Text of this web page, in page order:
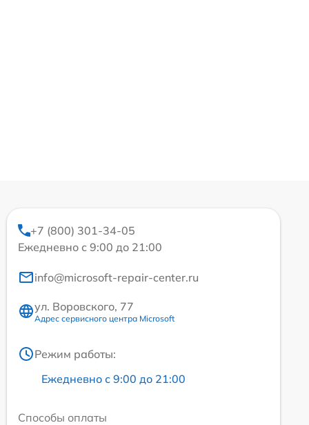
+7 (800) 301-34-05
Ежедневно с 9:00 до 21:00
info@microsoft-repair-center.ru
ул. Воровского, 77
Адрес сервисного центра Microsoft
Режим работы:
Ежедневно с 9:00 до 21:00
Способы оплаты